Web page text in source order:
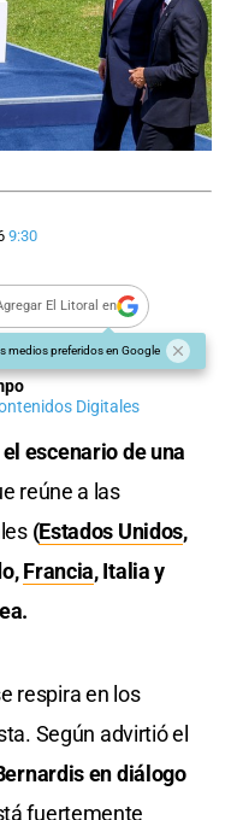
9:30
El Litoral en
medios preferidos en Google
Digitales
escenario de una
reúne a las
(Estados Unidos,
Francia, Italia y
respira en los
Según advirtió el
en diálogo
fuertemente